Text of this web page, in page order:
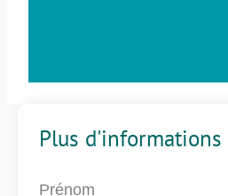
Plus d'informations